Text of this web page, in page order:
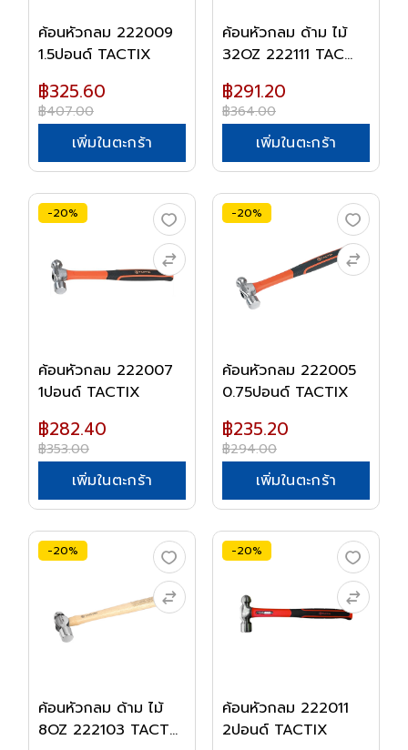
ค้อนหัวกลม 222009
1.5ปอนด์ TACTIX
฿325.60
฿407.00
เพิ่มในตะกร้า
ค้อนหัวกลม ด้าม ไม้
32OZ 222111 TAC...
฿291.20
฿364.00
เพิ่มในตะกร้า
-20%
ค้อนหัวกลม 222007
1ปอนด์ TACTIX
฿282.40
฿353.00
เพิ่มในตะกร้า
-20%
ค้อนหัวกลม 222005
0.75ปอนด์ TACTIX
฿235.20
฿294.00
เพิ่มในตะกร้า
-20%
ค้อนหัวกลม ด้าม ไม้
8OZ 222103 TACT...
-20%
ค้อนหัวกลม 222011
2ปอนด์ TACTIX